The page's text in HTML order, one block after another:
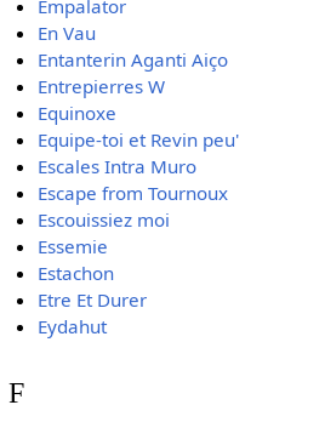
Empalator
En Vau
Entanterin Aganti Aiço
Entrepierres W
Equinoxe
Equipe-toi et Revin peu'
Escales Intra Muro
Escape from Tournoux
Escouissiez moi
Essemie
Estachon
Etre Et Durer
Eydahut
F